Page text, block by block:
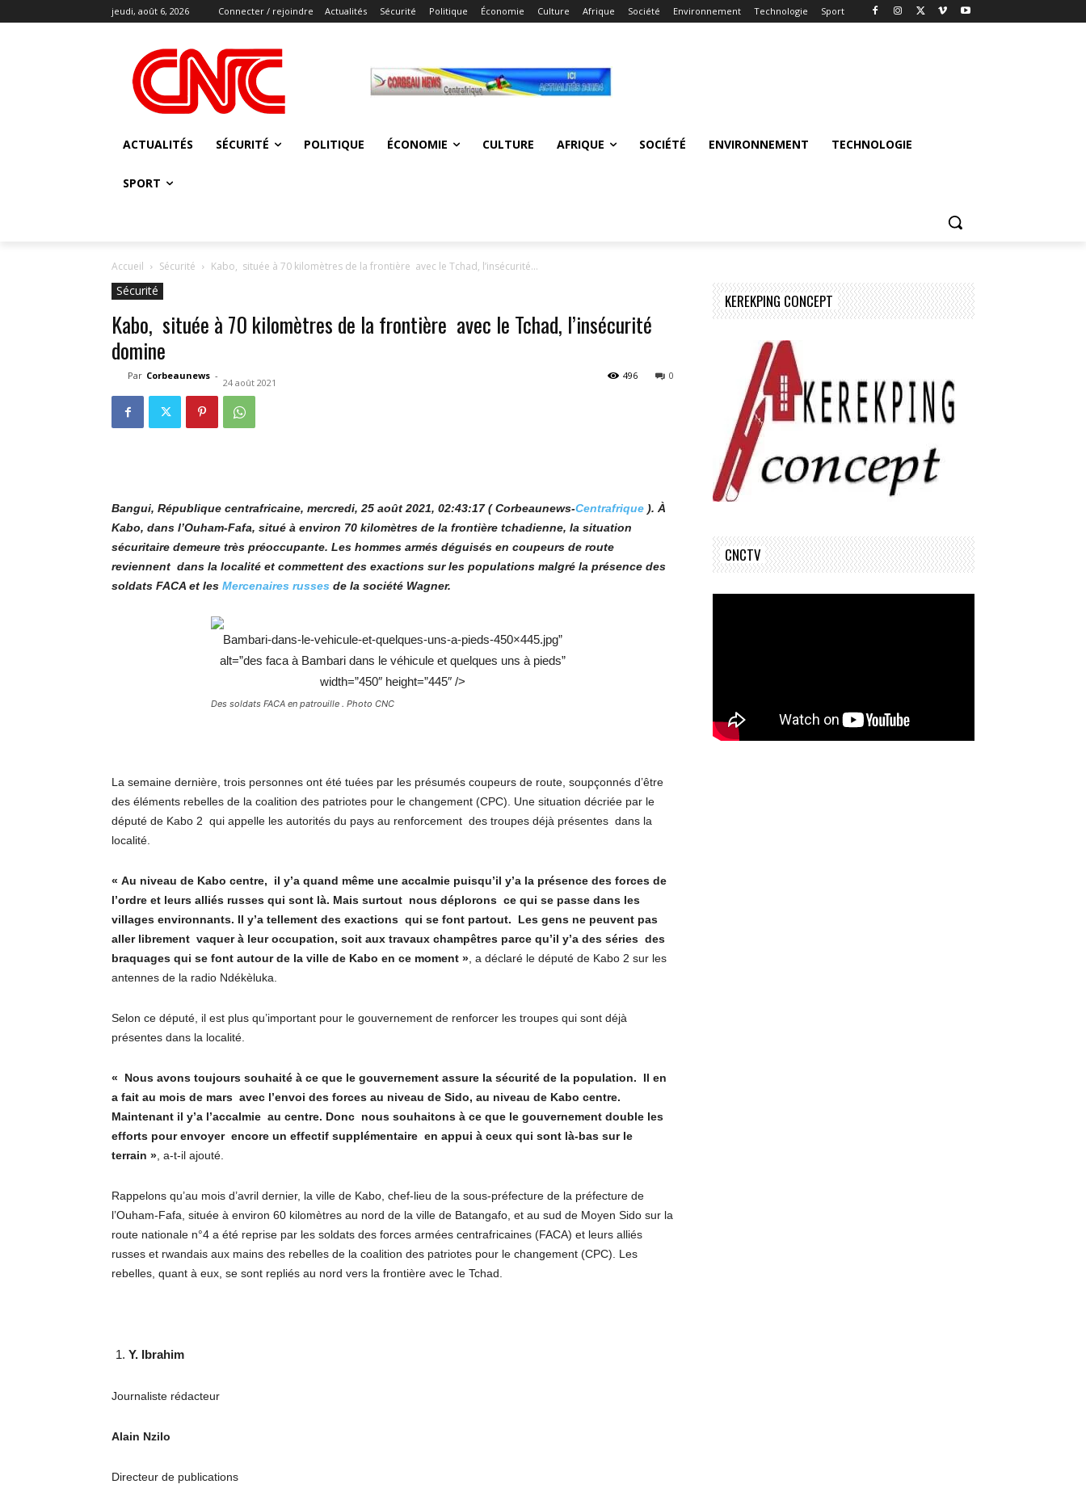
jeudi, août 6, 2026 Connecter / rejoindre Actualités Sécurité Politique Économie Culture Afrique Société Environnement Technologie Sport
ACTUALITÉS SÉCURITÉ POLITIQUE ÉCONOMIE CULTURE AFRIQUE SOCIÉTÉ ENVIRONNEMENT TECHNOLOGIE
SPORT
Accueil Sécurité Kabo, située à 70 kilomètres de la frontière avec le Tchad, l’insécurité...
Sécurité
Kabo, située à 70 kilomètres de la frontière avec le Tchad, l’insécurité
domine
Par Corbeaunews -
24 août 2021
0
496
Bangui, République centrafricaine, mercredi, 25 août 2021, 02:43:17( Corbeaunews-Centrafrique ). À
Kabo, dans l’Ouham-Fafa, situé à environ 70 kilomètres de la frontière tchadienne, la situation
sécuritaire demeure très préoccupante. Les hommes armés déguisés en coupeurs de route
reviennent dans la localité et commettent des exactions sur les populations malgré la présence des
soldats FACA et les Mercenaires russes de la société Wagner.
Bambari-dans-le-vehicule-et-quelques-uns-a-pieds-450×445.jpg”
alt=”des faca à Bambari dans le véhicule et quelques uns à pieds”
width=”450″ height=”445″ />
Des soldats FACA en patrouille . Photo CNC
La semaine dernière, trois personnes ont été tuées par les présumés coupeurs de route, soupçonnés d’être
des éléments rebelles de la coalition des patriotes pour le changement (CPC). Une situation décriée par le
député de Kabo 2 qui appelle les autorités du pays au renforcement des troupes déjà présentes dans la
localité.
« Au niveau de Kabo centre, il y’a quand même une accalmie puisqu’il y’a la présence des forces de
l’ordre et leurs alliés russes qui sont là. Mais surtout nous déplorons ce qui se passe dans les
villages environnants. Il y’a tellement des exactions qui se font partout. Les gens ne peuvent pas
aller librement vaquer à leur occupation, soit aux travaux champêtres parce qu’il y’a des séries des
braquages qui se font autour de la ville de Kabo en ce moment » , a déclaré le député de Kabo 2 sur les
antennes de la radio Ndékèluka.
Selon ce député, il est plus qu’important pour le gouvernement de renforcer les troupes qui sont déjà
présentes dans la localité.
« Nous avons toujours souhaité à ce que le gouvernement assure la sécurité de la population. Il en
a fait au mois de mars avec l’envoi des forces au niveau de Sido, au niveau de Kabo centre.
Maintenant il y’a l’accalmie au centre. Donc nous souhaitons à ce que le gouvernement double les
efforts pour envoyer encore un effectif supplémentaire en appui à ceux qui sont là-bas sur le
terrain » , a-t-il ajouté.
Rappelons qu’au mois d’avril dernier, la ville de Kabo, chef-lieu de la sous-préfecture de la préfecture de
l’Ouham-Fafa, située à environ 60 kilomètres au nord de la ville de Batangafo, et au sud de Moyen Sido sur la
route nationale n°4 a été reprise par les soldats des forces armées centrafricaines (FACA) et leurs alliés
russes et rwandais aux mains des rebelles de la coalition des patriotes pour le changement (CPC). Les
rebelles, quant à eux, se sont repliés au nord vers la frontière avec le Tchad.
Y. Ibrahim
Journaliste rédacteur
Alain Nzilo
Directeur de publications
KEREKPING CONCEPT
CNCTV